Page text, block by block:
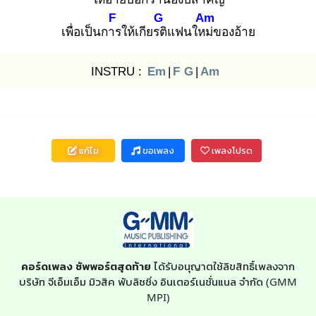
เพื่อเป็นการ
F
ให้เกียรติ
G
แฟนใหม่
Am
ของอ้าย
INSTRU : Em | F G | Am
แก้ไข ขอเพลง เพลงโปรด
คอร์ดเพลง ซัพพอร์ตสุดท้าย ได้รับอนุญาตใช้ลิขสิทธิ์เพลงจาก
บริษัท จีเอ็มเอ็ม มิวสิค พับลิชชิ่ง อินเตอร์เนชั่นแนล จำกัด (GMM
MPI)